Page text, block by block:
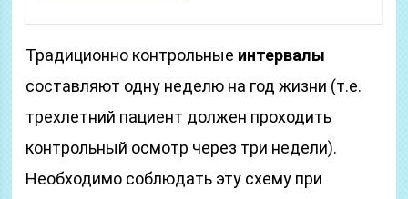
Традиционно контрольные интервалы
составляют одну неделю на год жизни (т.е.
трехлетний пациент должен проходить
контрольный осмотр через три недели).
Необходимо соблюдать эту схему при